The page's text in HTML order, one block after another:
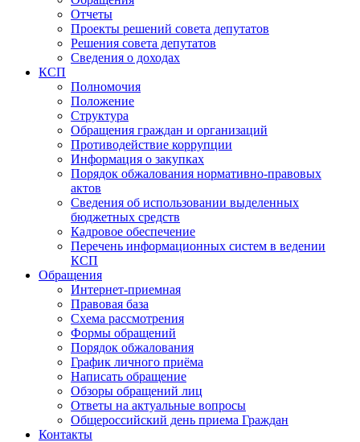
Отчеты
Проекты решений совета депутатов
Решения совета депутатов
Сведения о доходах
КСП
Полномочия
Положение
Структура
Обращения граждан и организаций
Противодействие коррупции
Информация о закупках
Порядок обжалования нормативно-правовых
актов
Сведения об использовании выделенных
бюджетных средств
Кадровое обеспечение
Перечень информационных систем в ведении
КСП
Обращения
Интернет-приемная
Правовая база
Схема рассмотрения
Формы обращений
Порядок обжалования
График личного приёма
Написать обращение
Обзоры обращений лиц
Ответы на актуальные вопросы
Общероссийский день приема Граждан
Контакты